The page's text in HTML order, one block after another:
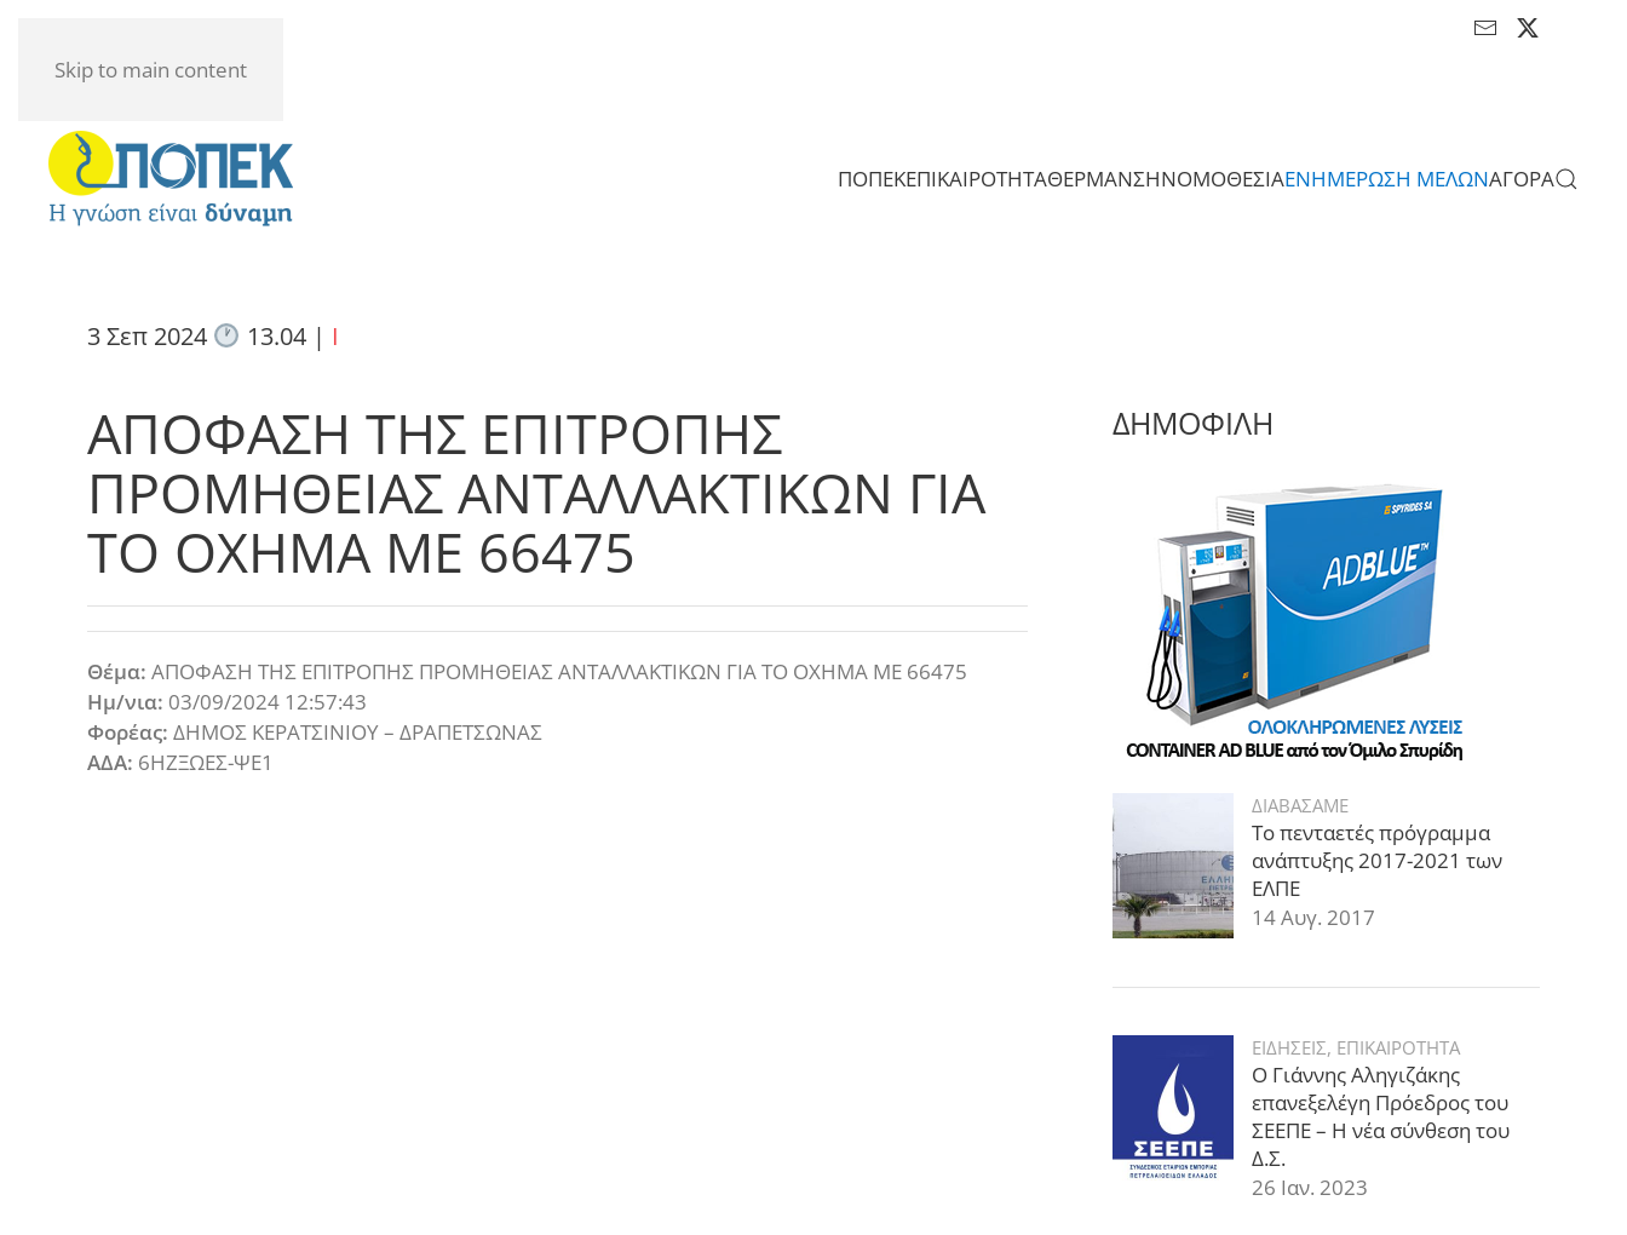
Skip to main content
ΠΟΠΕΚΕΠΙΚΑΙΡΟΤΗΤΑΘΕΡΜΑΝΣΗΝΟΜΟΘΕΣΙΑΕΝΗΜΕΡΩΣΗ ΜΕΛΩΝΑΓΟΡΑ
3 Σεπ 2024 13.04| I
ΑΠΟΦΑΣΗ ΤΗΣ ΕΠΙΤΡΟΠΗΣ
ΠΡΟΜΗΘΕΙΑΣ ΑΝΤΑΛΛΑΚΤΙΚΩΝ ΓΙΑ
ΤΟ ΟΧΗΜΑ ΜΕ 66475
Θέμα: ΑΠΟΦΑΣΗ ΤΗΣ ΕΠΙΤΡΟΠΗΣ ΠΡΟΜΗΘΕΙΑΣ ΑΝΤΑΛΛΑΚΤΙΚΩΝ ΓΙΑ ΤΟ ΟΧΗΜΑ ΜΕ 66475
Ημ/νια: 03/09/2024 12:57:43
Φορέας: ΔΗΜΟΣ ΚΕΡΑΤΣΙΝΙΟΥ – ΔΡΑΠΕΤΣΩΝΑΣ
ΑΔΑ: 6ΗΖΞΩΕΣ-ΨΕ1
ΔΗΜΟΦΙΛΗ
ΔΙΑΒΑΣΑΜΕ
Το πενταετές πρόγραμμα
ανάπτυξης 2017-2021 των
ΕΛΠΕ
14 Αυγ. 2017
ΕΙΔΗΣΕΙΣ, ΕΠΙΚΑΙΡΟΤΗΤΑ
Ο Γιάννης Αληγιζάκης
επανεξελέγη Πρόεδρος του
ΣΕΕΠΕ – Η νέα σύνθεση του
Δ.Σ.
26 Ιαν. 2023